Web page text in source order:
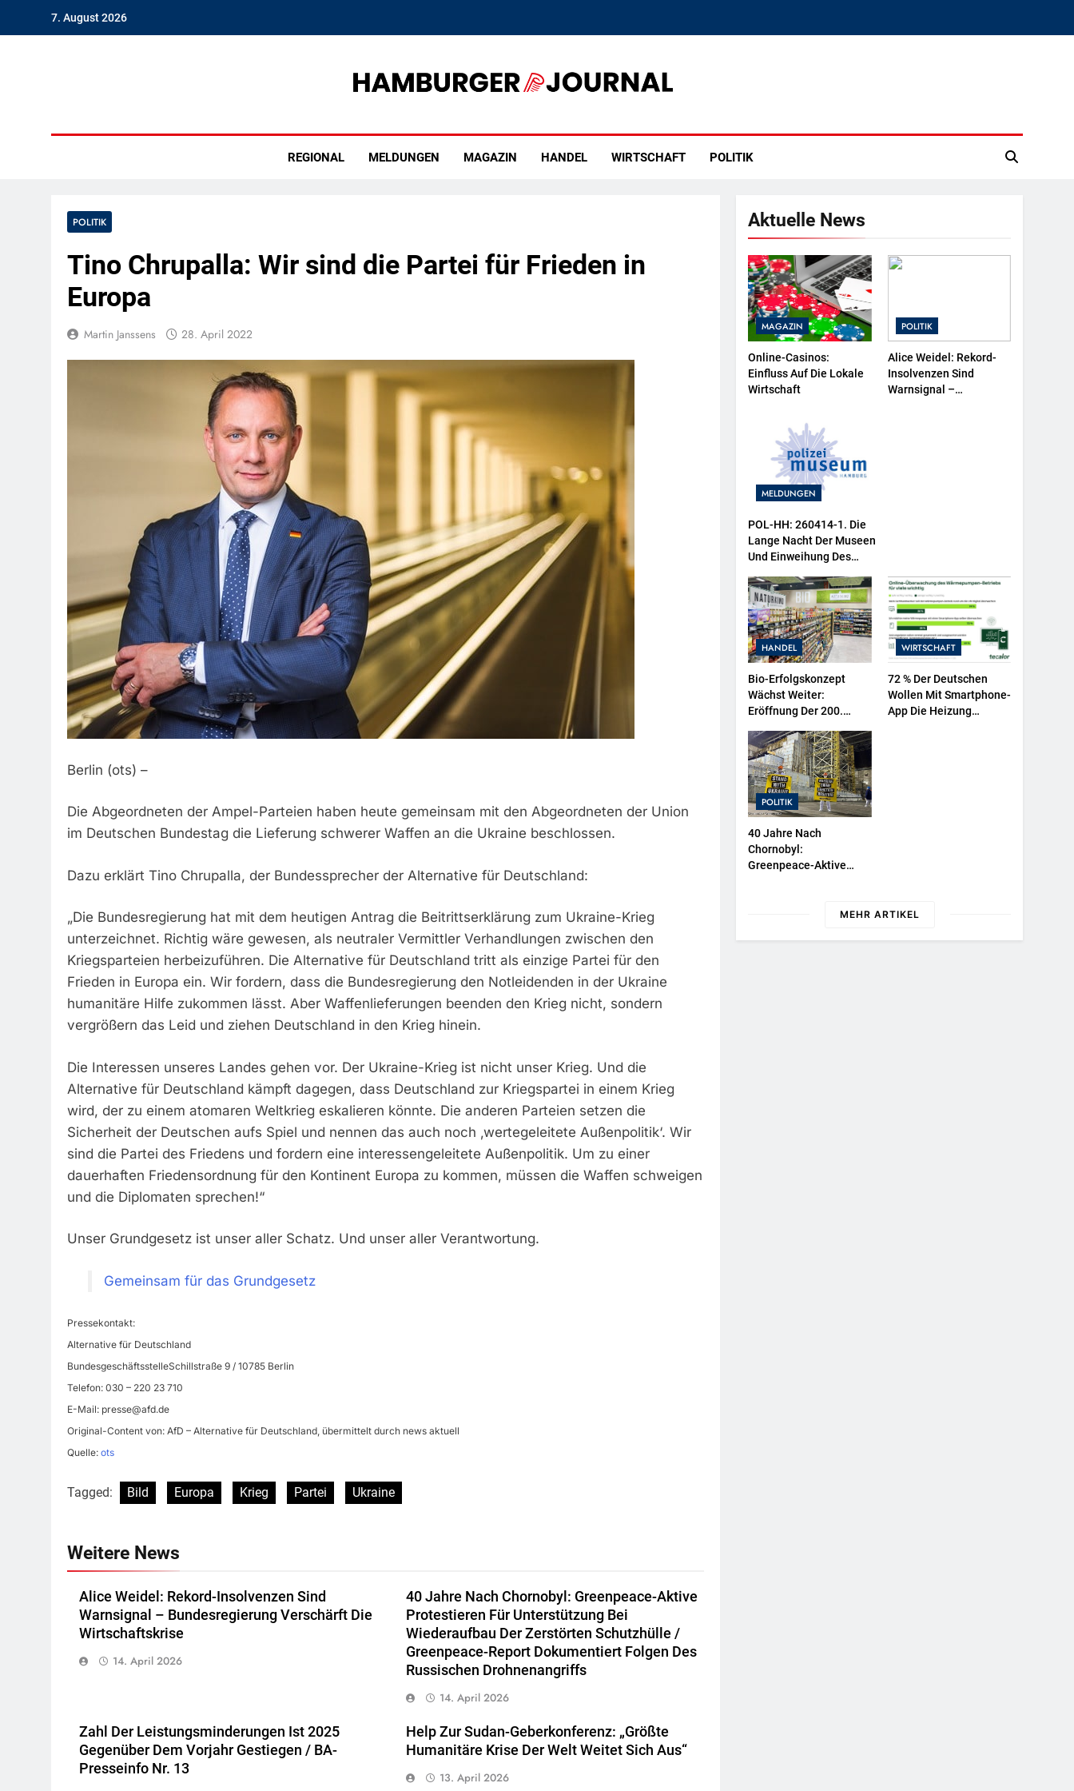
7. August 2026
REGIONAL MELDUNGEN MAGAZIN HANDEL WIRTSCHAFT POLITIK
POLITIK
Tino Chrupalla: Wir sind die Partei für Frieden in
Europa
Martin Janssens 28. April 2022
Berlin (ots) –
Die Abgeordneten der Ampel-Parteien haben heute gemeinsam mit den Abgeordneten der Union
im Deutschen Bundestag die Lieferung schwerer Waffen an die Ukraine beschlossen.
Dazu erklärt Tino Chrupalla, der Bundessprecher der Alternative für Deutschland:
„Die Bundesregierung hat mit dem heutigen Antrag die Beitrittserklärung zum Ukraine-Krieg
unterzeichnet. Richtig wäre gewesen, als neutraler Vermittler Verhandlungen zwischen den
Kriegsparteien herbeizuführen. Die Alternative für Deutschland tritt als einzige Partei für den
Frieden in Europa ein. Wir fordern, dass die Bundesregierung den Notleidenden in der Ukraine
humanitäre Hilfe zukommen lässt. Aber Waffenlieferungen beenden den Krieg nicht, sondern
vergrößern das Leid und ziehen Deutschland in den Krieg hinein.
Die Interessen unseres Landes gehen vor. Der Ukraine-Krieg ist nicht unser Krieg. Und die
Alternative für Deutschland kämpft dagegen, dass Deutschland zur Kriegspartei in einem Krieg
wird, der zu einem atomaren Weltkrieg eskalieren könnte. Die anderen Parteien setzen die
Sicherheit der Deutschen aufs Spiel und nennen das auch noch ‚wertegeleitete Außenpolitik‘. Wir
sind die Partei des Friedens und fordern eine interessengeleitete Außenpolitik. Um zu einer
dauerhaften Friedensordnung für den Kontinent Europa zu kommen, müssen die Waffen schweigen
und die Diplomaten sprechen!“
Unser Grundgesetz ist unser aller Schatz. Und unser aller Verantwortung.
Gemeinsam für das Grundgesetz
Pressekontakt:
Alternative für Deutschland
BundesgeschäftsstelleSchillstraße 9 / 10785 Berlin
Telefon: 030 – 220 23 710
E-Mail: presse@afd.de
Original-Content von: AfD – Alternative für Deutschland, übermittelt durch news aktuell
Quelle: ots
Tagged: Bild Europa Krieg Partei Ukraine
Weitere News
Alice Weidel: Rekord-Insolvenzen Sind
Warnsignal – Bundesregierung Verschärft Die
Wirtschaftskrise
14. April 2026
40 Jahre Nach Chornobyl: Greenpeace-Aktive
Protestieren Für Unterstützung Bei
Wiederaufbau Der Zerstörten Schutzhülle /
Greenpeace-Report Dokumentiert Folgen Des
Russischen Drohnenangriffs
14. April 2026
Zahl Der Leistungsminderungen Ist 2025
Gegenüber Dem Vorjahr Gestiegen / BA-
Presseinfo Nr. 13
Help Zur Sudan-Geberkonferenz: „Größte
Humanitäre Krise Der Welt Weitet Sich Aus“
13. April 2026
Aktuelle News
MAGAZIN
Online-Casinos:
Einfluss Auf Die Lokale
Wirtschaft
POLITIK
Alice Weidel: Rekord-
Insolvenzen Sind
Warnsignal –
MELDUNGEN
POL-HH: 260414-1. Die
Lange Nacht Der Museen
Und Einweihung Des
Sowie Neuer
Ausstellungsbereiche Im
Polizeimuseum Hamburg
HANDEL
Bio-Erfolgskonzept
Wächst Weiter:
Eröffnung Der 200.
EDEKA
WIRTSCHAFT
72 % Der Deutschen
Wollen Mit Smartphone-
App Die Heizung
POLITIK
40 Jahre Nach
Chornobyl:
Greenpeace-Aktive
Wiederaufbau DerMEHR ARTIKEL